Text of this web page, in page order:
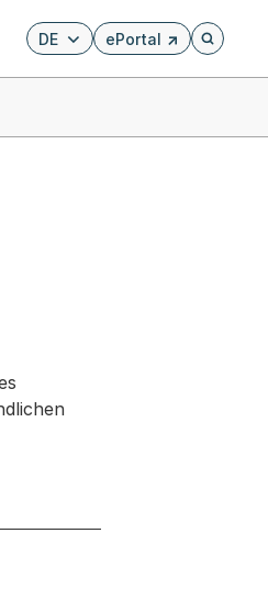
DE ePortal
Externer Link, wird in
Öffnet